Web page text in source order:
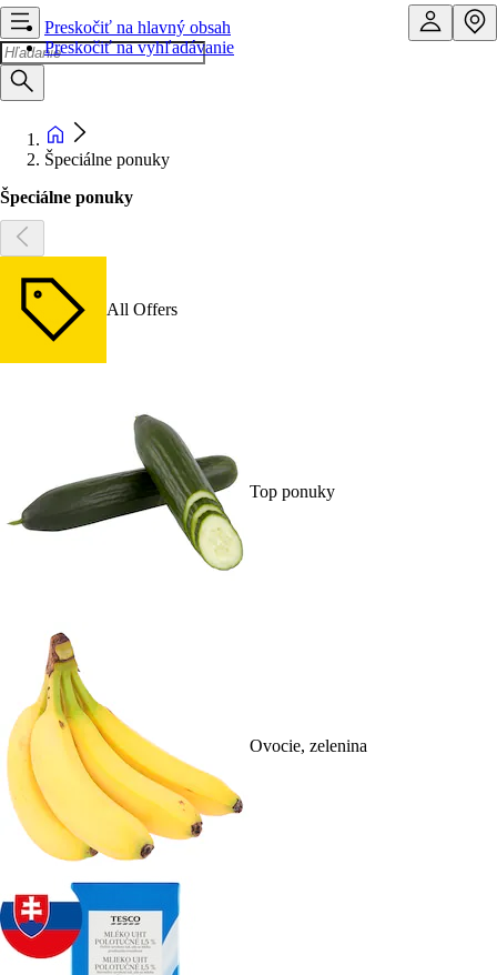
Preskočiť na hlavný obsah
Preskočiť na vyhľadávanie
Špeciálne ponuky
Špeciálne ponuky
All Offers
Top ponuky
Ovocie, zelenina